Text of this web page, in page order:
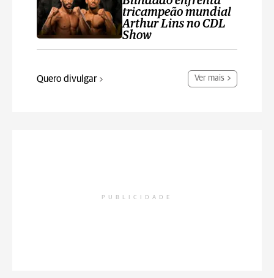
tricampeão mundial
Arthur Lins no CDL
Show
Quero divulgar Ver mais
PUBLICIDADE